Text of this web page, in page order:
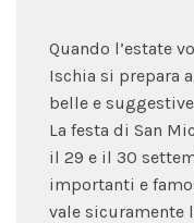
Quando l’estate
Ischia si prepara
belle e
La festa di San
il 29 e il 30
importanti e
vale sicuramente